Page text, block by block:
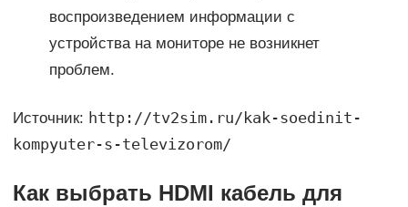
воспроизведением информации с
устройства на мониторе не возникнет
проблем.
Источник: http://tv2sim.ru/kak-soedinit-
kompyuter-s-televizorom/
Как выбрать HDMI кабель для